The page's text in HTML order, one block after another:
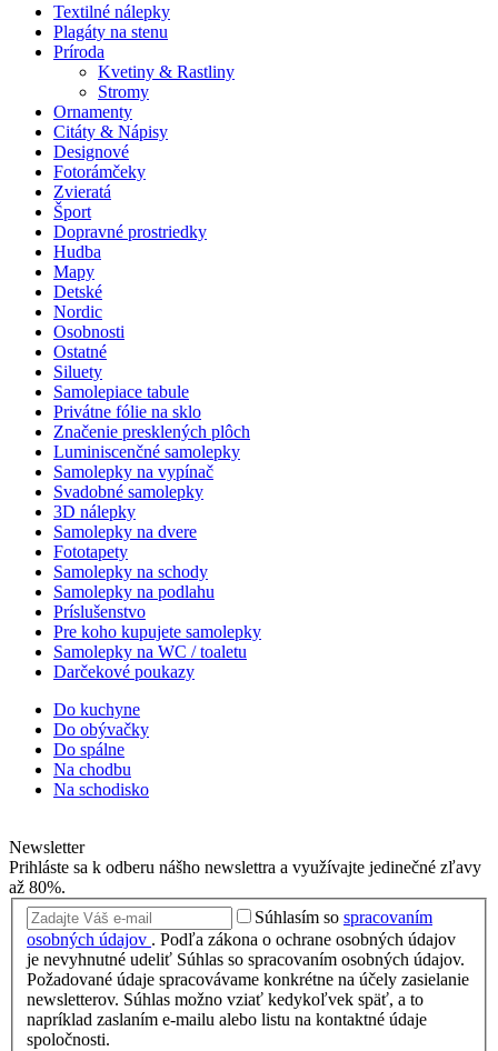
Textilné nálepky
Plagáty na stenu
Príroda
Kvetiny & Rastliny
Stromy
Ornamenty
Citáty & Nápisy
Designové
Fotorámčeky
Zvieratá
Šport
Dopravné prostriedky
Hudba
Mapy
Detské
Nordic
Osobnosti
Ostatné
Siluety
Samolepiace tabule
Privátne fólie na sklo
Značenie presklených plôch
Luminiscenčné samolepky
Samolepky na vypínač
Svadobné samolepky
3D nálepky
Samolepky na dvere
Fototapety
Samolepky na schody
Samolepky na podlahu
Príslušenstvo
Pre koho kupujete samolepky
Samolepky na WC / toaletu
Darčekové poukazy
Do kuchyne
Do obývačky
Do spálne
Na chodbu
Na schodisko
Newsletter
Prihláste sa k odberu nášho newslettra a využívajte jedinečné zľavy
až 80%.
Súhlasím so spracovaním
osobných údajov . Podľa zákona o ochrane osobných údajov
je nevyhnutné udeliť Súhlas so spracovaním osobných údajov.
Požadované údaje spracovávame konkrétne na účely zasielanie
newsletterov. Súhlas možno vziať kedykoľvek späť, a to
napríklad zaslaním e-mailu alebo listu na kontaktné údaje
spoločnosti.